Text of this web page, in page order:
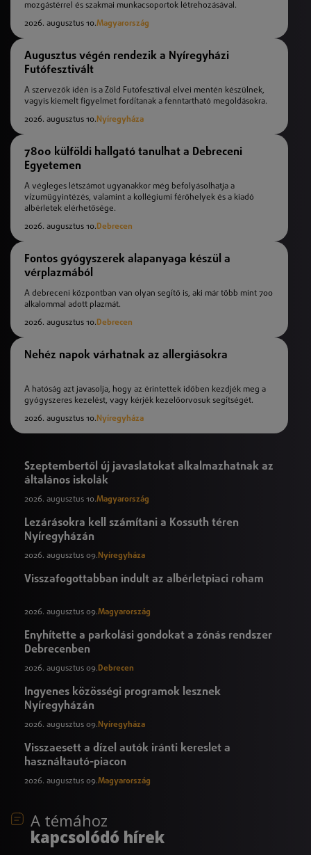
mozgástérrel és szakmai munkacsoportok létrehozásával.
2026. augusztus 10.Magyarország
Augusztus végén rendezik a Nyíregyházi
Futófesztivált
A szervezők idén is a Zöld Futófesztivál elvei mentén készülnek,
vagyis kiemelt figyelmet fordítanak a fenntartható megoldásokra.
2026. augusztus 10. Nyíregyháza
7800 külföldi hallgató tanulhat a Debreceni
Egyetemen
A végleges létszámot ugyanakkor még befolyásolhatja a
vízumügyintézés, valamint a kollégiumi férőhelyek és a kiadó
albérletek elérhetősége.
2026. augusztus 10.Debrecen
Fontos gyógyszerek alapanyaga készül a
vérplazmából
A debreceni központban van olyan segítő is, aki már több mint 700
alkalommal adott plazmát.
2026. augusztus 10.Debrecen
Nehéz napok várhatnak az allergiásokra
A hatóság azt javasolja, hogy az érintettek időben kezdjék meg a
gyógyszeres kezelést, vagy kérjék kezelőorvosuk segítségét.
2026. augusztus 10. Nyíregyháza
Szeptembertől új javaslatokat alkalmazhatnak az
általános iskolák
2026. augusztus 10.Magyarország
Lezárásokra kell számítani a Kossuth téren
Nyíregyházán
2026. augusztus 09. Nyíregyháza
Visszafogottabban indult az albérletpiaci roham
2026. augusztus 09.Magyarország
Enyhítette a parkolási gondokat a zónás rendszer
Debrecenben
2026. augusztus 09.Debrecen
Ingyenes közösségi programok lesznek
Nyíregyházán
2026. augusztus 09. Nyíregyháza
Visszaesett a dízel autók iránti kereslet a
használtautó-piacon
2026. augusztus 09.Magyarország
A témához
kapcsolódó hírek